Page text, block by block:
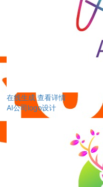
在线生成 查看详情
AI公司logo设计